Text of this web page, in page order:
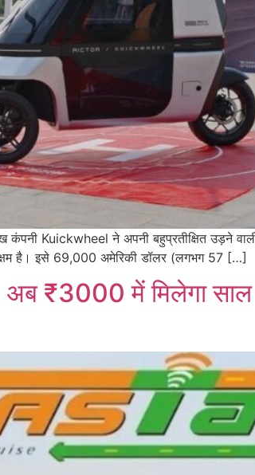
Kuickwheel ने अपनी बहुप्रतीक्षित उड़ने
है। इसे 69,000 अमेरिकी डॉलर (लगभग 57 […]
अब ₹3000 में मिलेगा